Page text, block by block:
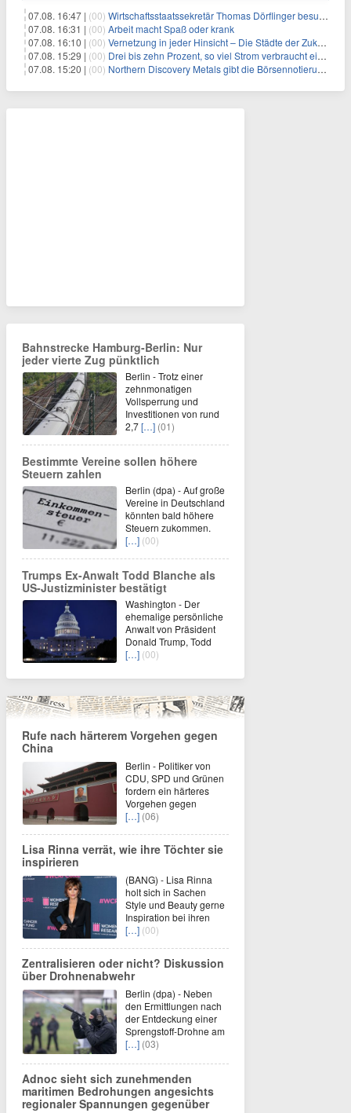
07.08. 16:47 | (00) Wirtschaftsstaatssekretär Thomas Dörflinger besucht Handwerksbetrieb im Kammerbezirk Freiburg
07.08. 16:31 | (00) Arbeit macht Spaß oder krank
07.08. 16:10 | (00) Vernetzung in jeder Hinsicht – Die Städte der Zukunft sind grün-blau
07.08. 15:29 | (00) Drei bis zehn Prozent, so viel Strom verbraucht ein Aufzug im Gebäude
07.08. 15:20 | (00) Northern Discovery Metals gibt die Börsennotierung an der Frankfurter Wertpapierbörse bekannt
Bahnstrecke Hamburg-Berlin: Nur
jeder vierte Zug pünktlich
Berlin - Trotz einer
zehnmonatigen
Vollsperrung und
Investitionen von rund
2,7[…] (01)
Bestimmte Vereine sollen höhere
Steuern zahlen
Berlin (dpa) - Auf große
Vereine in Deutschland
könnten bald höhere
Steuern zukommen.
[…] (00)
Trumps Ex-Anwalt Todd Blanche als
US-Justizminister bestätigt
Washington - Der
ehemalige persönliche
Anwalt von Präsident
Donald Trump, Todd
[…] (00)
Rufe nach härterem Vorgehen gegen
China
Berlin - Politiker von
CDU, SPD und Grünen
fordern ein härteres
Vorgehen gegen
[…] (06)
Lisa Rinna verrät, wie ihre Töchter sie
inspirieren
(BANG) - Lisa Rinna
holt sich in Sachen
Style und Beauty gerne
Inspiration bei ihren
[…] (00)
Zentralisieren oder nicht? Diskussion
über Drohnenabwehr
Berlin (dpa) - Neben
den Ermittlungen nach
der Entdeckung einer
Sprengstoff-Drohne am
[…] (03)
Adnoc sieht sich zunehmenden
maritimen Bedrohungen angesichts
regionaler Spannungen gegenüber